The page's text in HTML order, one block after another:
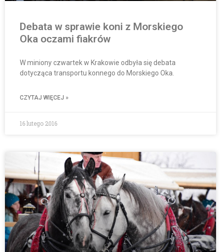
Debata w sprawie koni z Morskiego
Oka oczami fiakrów
W miniony czwartek w Krakowie odbyła się debata
dotycząca transportu konnego do Morskiego Oka.
CZYTAJ WIĘCEJ »
16 lutego 2016